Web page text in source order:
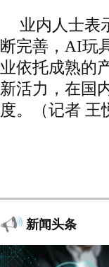
业内人士表
断完善，AI玩
业依托成熟的
新活力，在国
度。（记者 王
新闻头条